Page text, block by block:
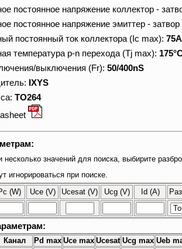
постоянное напряжение коллектор -
постоянное напряжение эмиттер -
постоянный ток коллектора (Ic max): 75A
температура p-n перехода (Tj max):
выключения (Fr): 50/400nS
IXYS
TO264
несколько значений для поиска, выбирите
игнорироваться при поиске.
(W) Uce (V) Ucesat (V) Ucg (V) Id (A)
Канал Pd max Uce max Ucesat Ucg max Ueb